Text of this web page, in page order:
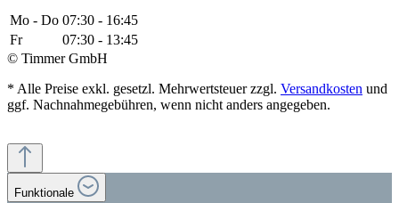
Mo - Do 07:30 - 16:45
Fr
07:30 - 13:45
© Timmer GmbH
* Alle Preise exkl. gesetzl. Mehrwertsteuer zzgl. Versandkosten und
ggf. Nachnahmegebühren, wenn nicht anders angegeben.
Funktionale